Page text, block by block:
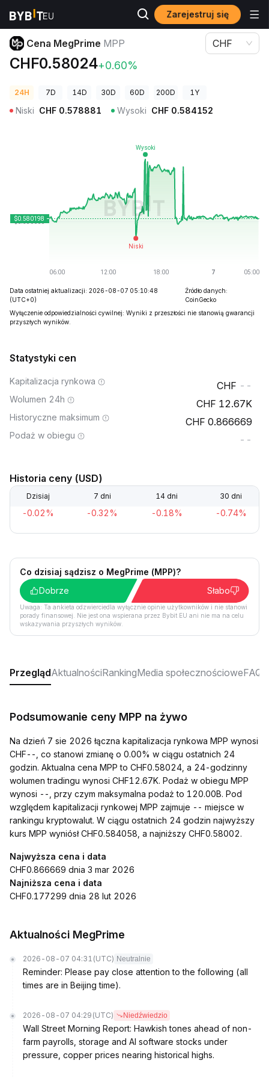
Zarejestruj się
Ceny kryptowalut Cena MegPrime MPP
Cena MegPrime MPP
CHF0.58024+0.60%
CHF
24H 7D 14D 30D 60D 200D 1Y
Niski CHF 0.578881 Wysoki CHF 0.584152
Data ostatniej aktualizacji: 2026-08-07 05:10:48
(UTC+0)
Źródło danych:
CoinGecko
Wyłączenie odpowiedzialności cywilnej: Wyniki z przeszłości nie stanowią gwarancji
przyszłych wyników.
Statystyki cen
Kapitalizacja rynkowa --
Wolumen 24h 12.67K
Historyczne maksimum 0.866669
Podaż w obiegu --
Historia ceny (USD)
Dzisiaj 7 dni 14 dni 30 dni
-0.02% -0.32% -0.18% -0.74%
Co dzisiaj sądzisz o MegPrime (MPP)?
Dobrze
Słabo
Uwaga: Ta ankieta odzwierciedla wyłącznie opinie użytkowników i nie stanowi
porady finansowej. Nie jest ona wspierana przez Bybit EU ani nie ma na celu
wskazywania przyszłych wyników.
PrzeglądAktualnościRankingMedia społecznościoweFAQ
Podsumowanie ceny MPP na żywo
Na dzień 7 sie 2026 łączna kapitalizacja rynkowa MPP wynosi
CHF--, co stanowi zmianę o 0.00% w ciągu ostatnich 24
godzin. Aktualna cena MPP to CHF0.58024, a 24-godzinny
wolumen tradingu wynosi CHF12.67K. Podaż w obiegu MPP
wynosi --, przy czym maksymalna podaż to 120.00B. Pod
względem kapitalizacji rynkowej MPP zajmuje -- miejsce w
rankingu kryptowalut. W ciągu ostatnich 24 godzin najwyższy
kurs MPP wyniósł CHF0.584058, a najniższy CHF0.58002.
Najwyższa cena i data
CHF0.866669 dnia 3 mar 2026
Najniższa cena i data
CHF0.177299 dnia 28 lut 2026
Aktualności MegPrime
2026-08-07 04:31 (UTC) Neutralnie
Reminder: Please pay close attention to the following (all
times are in Beijing time).
2026-08-07 04:29 (UTC) Niedźwiedzio
Wall Street Morning Report: Hawkish tones ahead of non-
farm payrolls, storage and AI software stocks under
pressure, copper prices nearing historical highs.